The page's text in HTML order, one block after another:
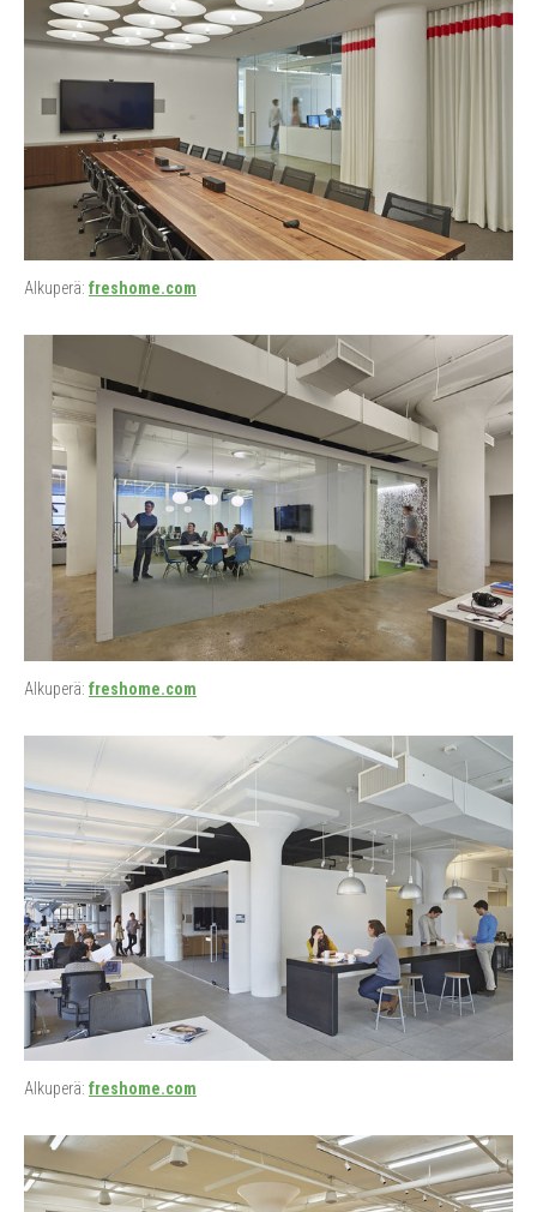
Alkuperä: freshome.com
Alkuperä: freshome.com
Alkuperä: freshome.com